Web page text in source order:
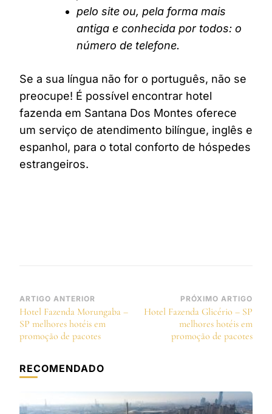
pelo site ou, pela forma mais
antiga e conhecida por todos: o
número de telefone.
Se a sua língua não for o português, não se
preocupe! É possível encontrar hotel
fazenda em Santana Dos Montes oferece
um serviço de atendimento bilíngue, inglês e
espanhol, para o total conforto de hóspedes
estrangeiros.
Navegação
de
post
ARTIGO ANTERIOR
Hotel Fazenda Morungaba –
SP melhores hotéis em
promoção de pacotes
PRÓXIMO ARTIGO
Hotel Fazenda Glicério – SP
melhores hotéis em
promoção de pacotes
RECOMENDADO